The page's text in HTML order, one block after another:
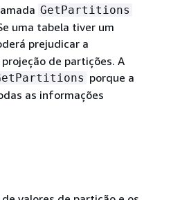
GetPartitions
uma tabela tiver um
prejudicar a
de partições. A
porque a
as informações